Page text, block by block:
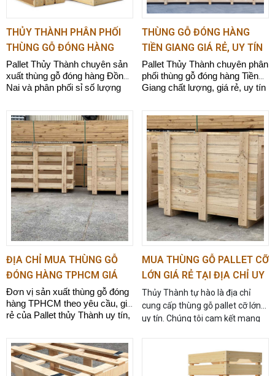
chọn lựa và sử dụng thùng gỗ phù hợp nhất. Có kiến
thức vững chắc về quy trình sản xuất và xử lý thùng
gỗ, đảm bảo rằng khách hàng nhận được dịch vụ
chuyên nghiệp và đáng tin cậy.
Dịch vụ khách hàng tận tâm
Thủy Thành
coi trọng việc phục vụ khách hàng
và luôn đặt lợi ích của khách hàng lên hàng đầu.
Công ty đảm bảo quy trình đặt hàng và giao hàng
THỦY THÀNH PHÂN PHỐI
THÙNG GỖ ĐÓNG HÀNG
ĐỒNG NAI GIÁ TỐT
Pallet Thủy Thành chuyên sản
xuất thùng gỗ đóng hàng Đồng
Nai và phân phối sỉ số lượng
THÙNG GỖ ĐÓNG HÀNG
TIỀN GIANG GIÁ RẺ, UY TÍN
0967.974.166
Pallet Thủy Thành chuyên phân
phối thùng gỗ đóng hàng Tiền
Giang chất lượng, giá rẻ, uy tín
ĐỊA CHỈ MUA THÙNG GỖ
ĐÓNG HÀNG TPHCM GIÁ
TỐT NHẤT
Đơn vị sản xuất thùng gỗ đóng
hàng TPHCM theo yêu cầu, giá
rẻ của Pallet thủy Thành uy tín,
vấn và báo giá.
MUA THÙNG GỖ PALLET CỠ
LỚN GIÁ RẺ TẠI ĐỊA CHỈ UY
TÍN - 0967.974.166
Thủy Thành tự hào là địa chỉ
cung cấp thùng gỗ pallet cỡ lớn
uy tín. Chúng tôi cam kết mang
hàng tận nơi.